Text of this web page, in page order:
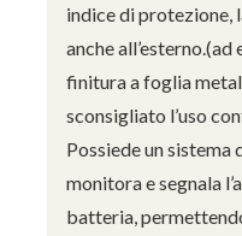
indice di protezione,
anche
finitura a foglia
sconsigliato l’uso
Possiede un
monitora e segnala
batteria,